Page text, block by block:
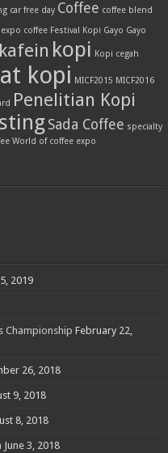
car free day Coffee coffee blend
expo coffee Festival Kopi Gayo Gayo
kafein kopi Kopi cegah
kopi MICF2015 MICF2016
Penelitian Kopi
Sada Coffee specialty
World of coffee expo
2019
Championship February 22,
26, 2018
9, 2018
8, 2018
June 3, 2018